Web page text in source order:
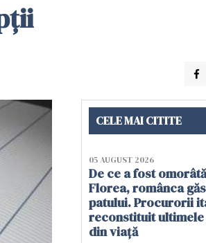
CELE MAI CITITE
05 AUGUST 2026
De ce a fost
Florea, românca
patului. Procurorii
reconstituit ultimele
din viață